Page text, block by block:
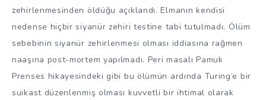
zehirlenmesinden öldüğu açıklandı. Elmanın kendisi
nedense hiçbir siyanür zehiri testine tabi tutulmadı. Ölüm
sebebinin siyanür zehirlenmesi olması iddiasına rağmen
naaşına post-mortem yapılmadı. Peri masalı Pamuk
Prenses hikayesindeki gibi bu ölümün ardında Turing’e bir
suikast düzenlenmiş olması kuvvetli bir ihtimal olarak